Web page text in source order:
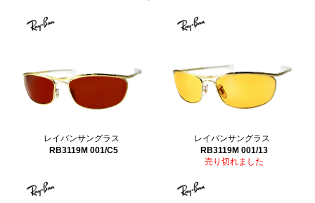
レイバンサングラス
RB3119M 001/C5
レイバンサングラス
RB3119M 001/13
売り切れました